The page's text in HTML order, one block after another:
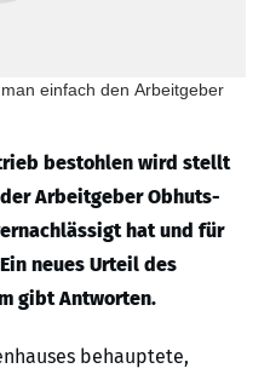
einfach den Arbeitgeber
bestohlen wird stellt
Arbeitgeber Obhuts-
hat und für
Ein neues Urteil des
gibt Antworten.
behauptete,